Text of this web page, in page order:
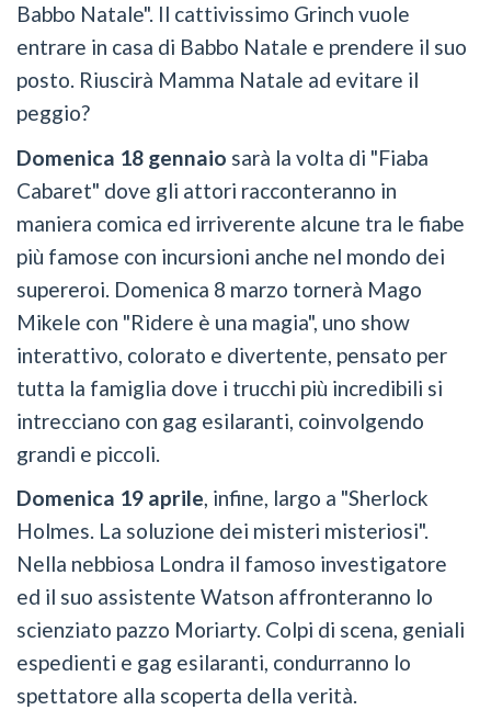
Babbo Natale". Il cattivissimo Grinch vuole
entrare in casa di Babbo Natale e prendere il suo
posto. Riuscirà Mamma Natale ad evitare il
peggio?
Domenica 18 gennaio sarà la volta di "Fiaba
Cabaret" dove gli attori racconteranno in
maniera comica ed irriverente alcune tra le fiabe
più famose con incursioni anche nel mondo dei
supereroi. Domenica 8 marzo tornerà Mago
Mikele con "Ridere è una magia", uno show
interattivo, colorato e divertente, pensato per
tutta la famiglia dove i trucchi più incredibili si
intrecciano con gag esilaranti, coinvolgendo
grandi e piccoli.
Domenica 19 aprile, infine, largo a "Sherlock
Holmes. La soluzione dei misteri misteriosi".
Nella nebbiosa Londra il famoso investigatore
ed il suo assistente Watson affronteranno lo
scienziato pazzo Moriarty. Colpi di scena, geniali
espedienti e gag esilaranti, condurranno lo
spettatore alla scoperta della verità.